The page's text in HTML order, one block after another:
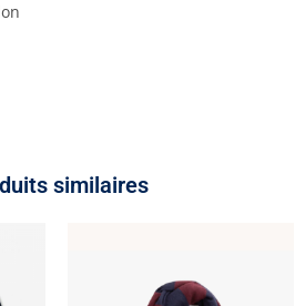
similaires